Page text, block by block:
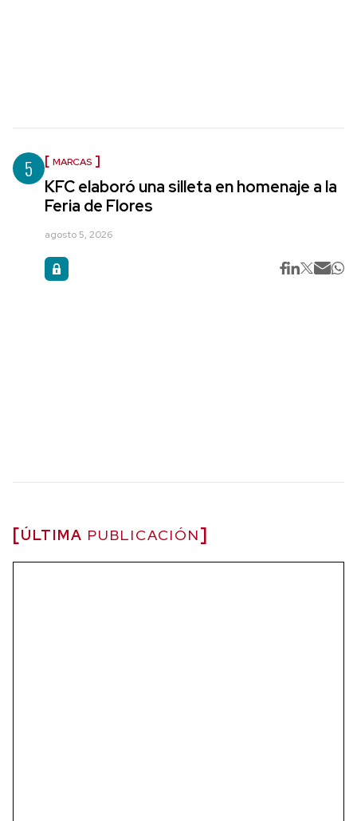
5 MARCAS
KFC elaboró una silleta en homenaje a la
Feria de Flores
agosto 5, 2026
ÚLTIMA PUBLICACIÓN